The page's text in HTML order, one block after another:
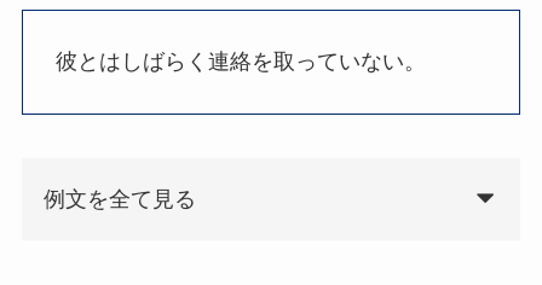
彼とはしばらく連絡を取っていない。
例文を全て見る